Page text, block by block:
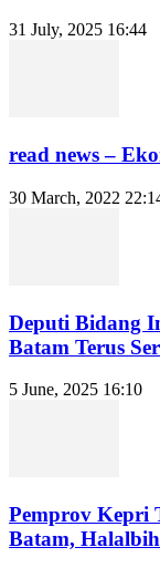
31 July, 2025 16:44
read news –
30 March, 2022
Deputi Bidang
Batam Terus
5 June, 2025 16:10
Pemprov Kepri
Batam,